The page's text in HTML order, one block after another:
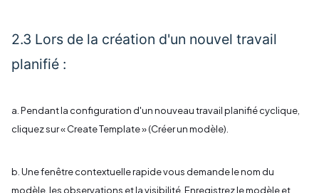
2.3 Lors de la création d'un nouvel travail
planifié :
a. Pendant la configuration d'un nouveau travail planifié cyclique,
cliquez sur « Create Template » (Créer un modèle).
b. Une fenêtre contextuelle rapide vous demande le nom du
modèle, les observations et la visibilité. Enregistrez le modèle et